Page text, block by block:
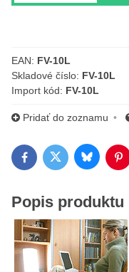
EAN: FV-10L
Skladové číslo: FV-10L
Import kód: FV-10L
Pridať do zoznamu
FacebookTwitterBluesky
Popis produktu